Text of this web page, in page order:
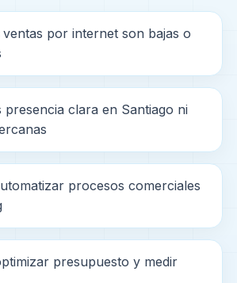
ventas por internet son bajas o
presencia clara en Santiago ni
procesos comerciales
presupuesto y medir